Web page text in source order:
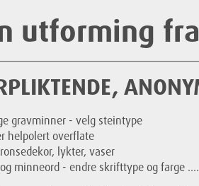
utforming
gravminner - velg steintype
helpolert overflate
lykter, vaser
minneord - endre skrifttype og farge ....